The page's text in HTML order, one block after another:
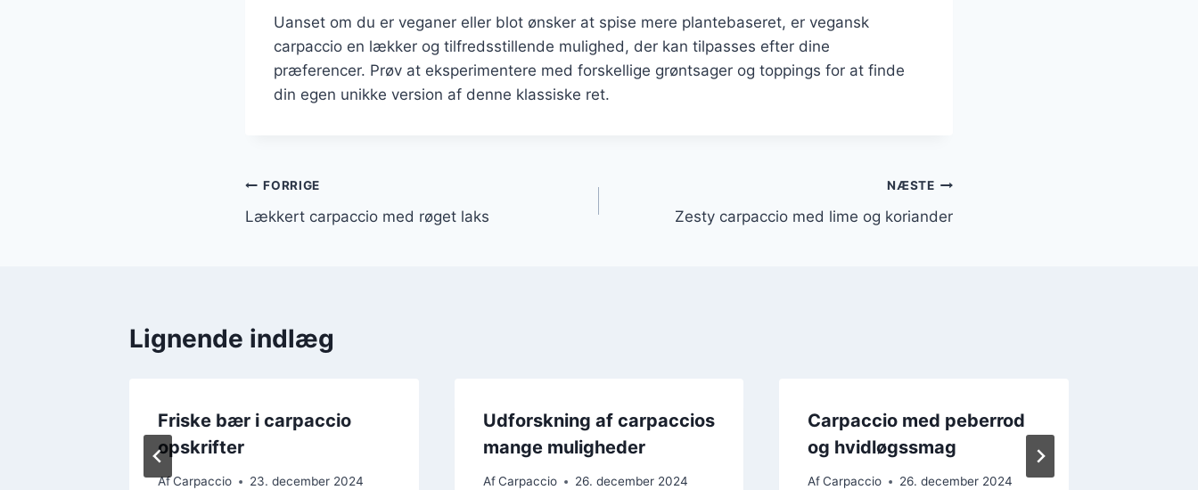
Uanset om du er veganer eller blot ønsker at spise mere plantebaseret, er vegansk
carpaccio en lækker og tilfredsstillende mulighed, der kan tilpasses efter dine
præferencer. Prøv at eksperimentere med forskellige grøntsager og toppings for at finde
din egen unikke version af denne klassiske ret.
Indlægsnavigation
FORRIGE
Lækkert carpaccio med røget laks
NÆSTE
Zesty carpaccio med lime og koriander
Lignende indlæg
Friske bær i carpaccio
opskrifter
AfCarpaccio 23. december 2024
Udforskning af carpaccios
mange muligheder
Af Carpaccio 26. december 2024
Carpaccio med peberrod
og hvidløgssmag
Af Carpaccio 26. december 2024